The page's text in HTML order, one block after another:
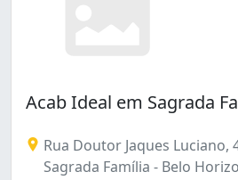
Acab Ideal em Sagrada
Rua Doutor Jaques Luciano,
Sagrada Família - Belo